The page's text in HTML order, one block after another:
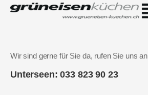
Wir sind gerne für Sie da, rufen Sie uns an
Unterseen: 033 823 90 23